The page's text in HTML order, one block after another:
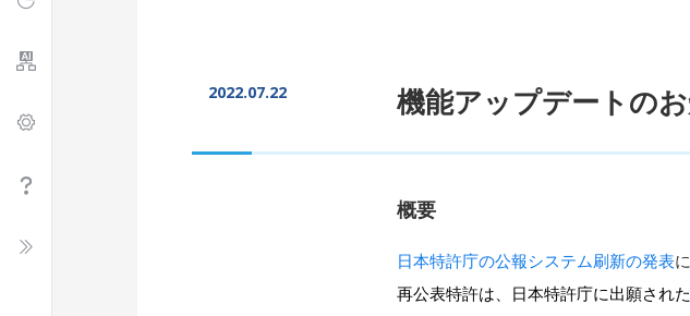
2022.07.22 機能アップデートの
概要
日本特許庁の公報システム刷新の発表
再公表特許は、
日本特許庁に出願され